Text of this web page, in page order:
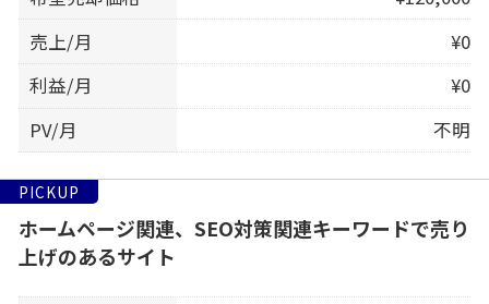
売上/月
¥0
利益/月
¥0
PV/月
不明
PICKUP
ホームページ関連、SEO対策関連キーワードで売り
上げのあるサイト